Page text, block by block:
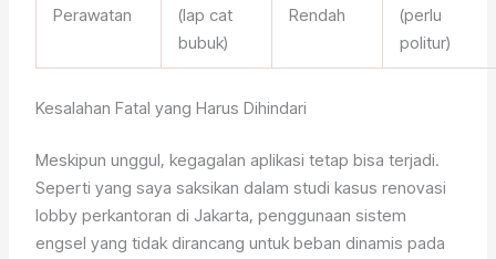
Perawatan
(lap cat
bubuk)
Rendah
(perlu
politur)
Kesalahan Fatal yang Harus Dihindari
Meskipun unggul, kegagalan aplikasi tetap bisa terjadi.
Seperti yang saya saksikan dalam studi kasus renovasi
lobby perkantoran di Jakarta, penggunaan sistem
engsel yang tidak dirancang untuk beban dinamis pada